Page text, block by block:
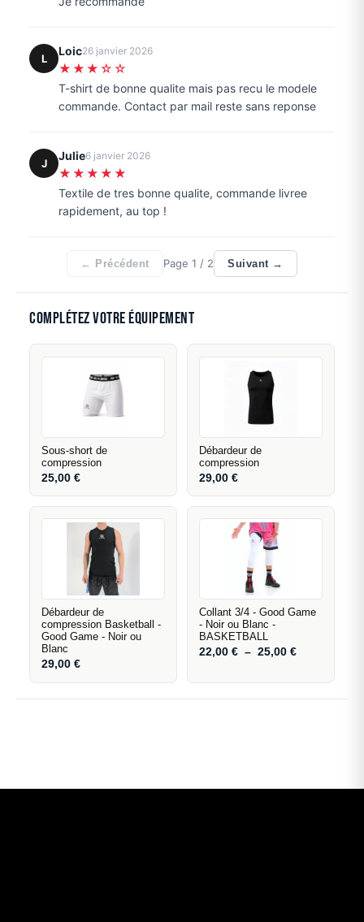
L
Loic26 janvier 2026
★★★☆☆
T-shirt de bonne qualite mais pas recu le modele
commande. Contact par mail reste sans reponse
J
Julie6 janvier 2026
★★★★★
Textile de tres bonne qualite, commande livree
rapidement, au top !
← Précédent Page1 / 2 Suivant →
Complétez votre équipement
Sous-short de
compression
25,00€
Débardeur de
compression
29,00€
Débardeur de
compression Basketball -
Good Game - Noir ou
Blanc
29,00€
Collant 3/4 - Good Game
- Noir ou Blanc -
BASKETBALL
22,00€ – 25,00€